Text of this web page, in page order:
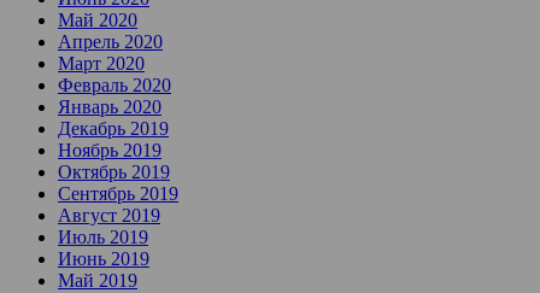
Май 2020
Апрель 2020
Март 2020
Февраль 2020
Январь 2020
Декабрь 2019
Ноябрь 2019
Октябрь 2019
Сентябрь 2019
Август 2019
Июль 2019
Июнь 2019
Май 2019